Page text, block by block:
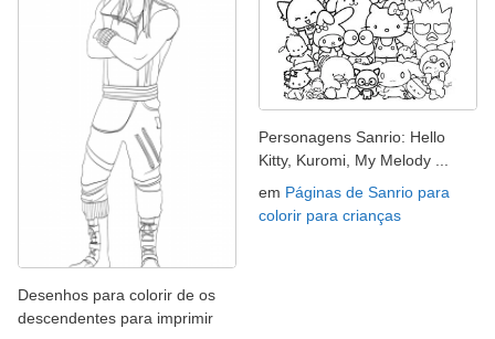
Desenhos para colorir de os
descendentes para imprimir
Personagens Sanrio: Hello
Kitty, Kuromi, My Melody ...
em Páginas de Sanrio para
colorir para crianças